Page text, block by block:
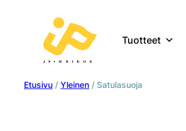
Tuotteet
Etusivu / Yleinen / Satulasuoja